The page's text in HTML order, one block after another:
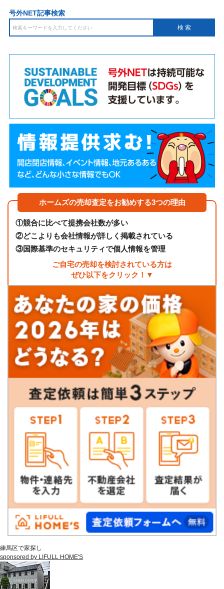
号外NET記事検索
ホームズの売却査定をお勧めする3つの理由
①競合に比べて提携会社数が多い
②どこよりも会社情報が詳しく掲載されている
③国際基準のセキュリティで個人情報を管理
ご自宅の売却を検討されている方は
ぜひ以下をクリック！▼
練馬区で家探し
sponsored by LIFULL HOME'S